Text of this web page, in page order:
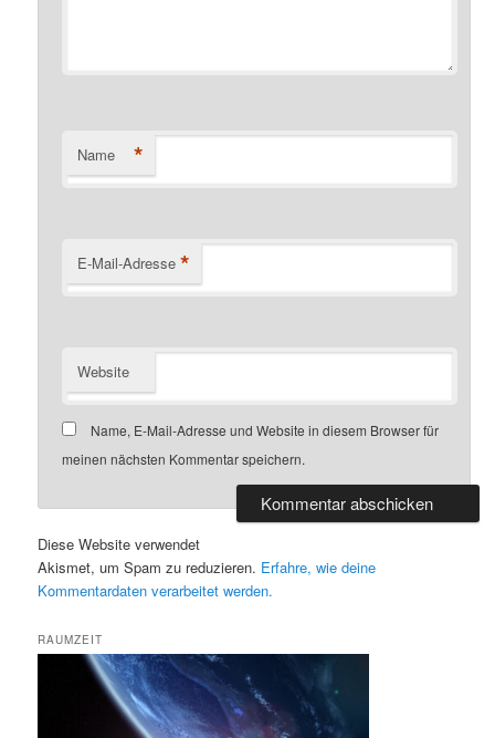
Name *
E-Mail-Adresse *
Website
Name, E-Mail-Adresse und Website in diesem Browser für
meinen nächsten Kommentar speichern.
Diese Website verwendet
Akismet, um Spam zu reduzieren. Erfahre, wie deine
Kommentardaten verarbeitet werden.
RAUMZEIT